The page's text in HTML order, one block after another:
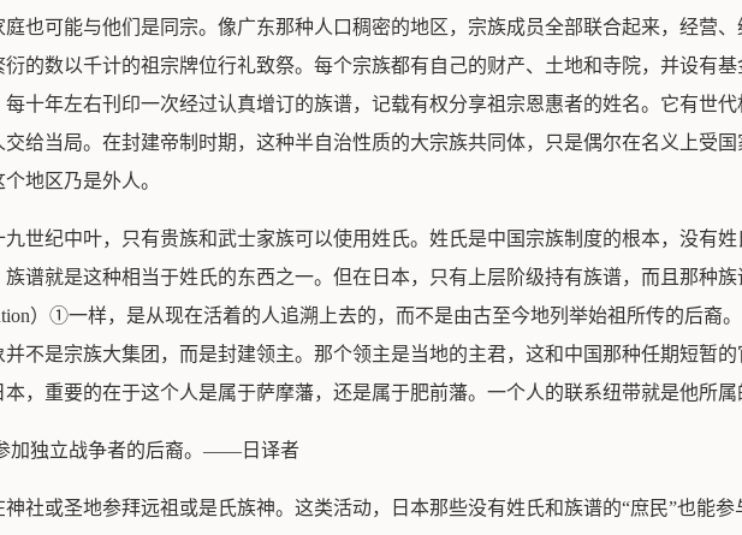
也可能与他们是同宗。像广东那种人口稠密的地区，宗族成员全部联合起来，经营、
的数以千计的祖宗牌位行礼致祭。每个宗族都有自己的财产、土地和寺院，并设有
十年左右刊印一次经过认真增订的族谱，记载有权分享祖宗恩惠者的姓名。它有世
给当局。在封建帝制时期，这种半自治性质的大宗族共同体，只是偶尔在名义上受
地区乃是外人。
世纪中叶，只有贵族和武士家族可以使用姓氏。姓氏是中国宗族制度的根本，没有姓
谱就是这种相当于姓氏的东西之一。但在日本，只有上层阶级持有族谱，而且那种
）①一样，是从现在活着的人追溯上去的，而不是由古至今地列举始祖所传的后裔
不是宗族大集团，而是封建领主。那个领主是当地的主君，这和中国那种任期短暂
，重要的在于这个人是属于萨摩藩，还是属于肥前藩。一个人的联系纽带就是他所属
加独立战争者的后裔。——日译者
社或圣地参拜远祖或是氏族神。这类活动，日本那些没有姓氏和族谱的“庶民”也能